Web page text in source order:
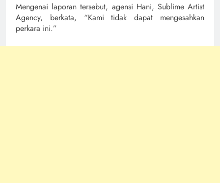
Mengenai laporan tersebut, agensi Hani, Sublime Artist
Agency, berkata, “Kami tidak dapat mengesahkan
perkara ini.”